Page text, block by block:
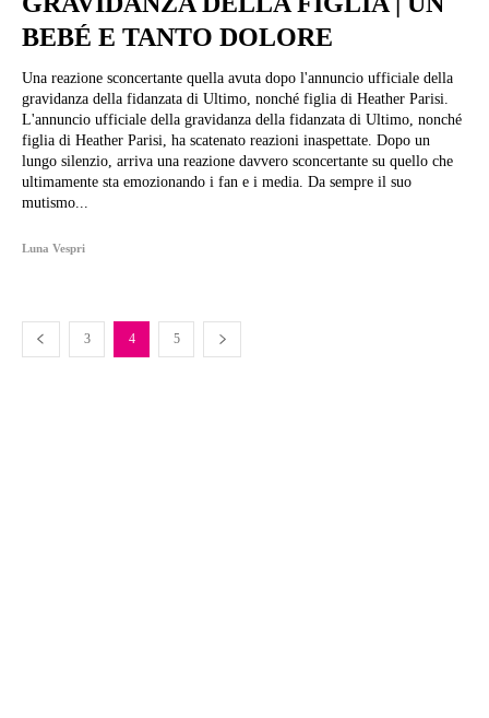
BEBÉ E TANTO DOLORE
Una reazione sconcertante quella avuta dopo l'annuncio ufficiale della
gravidanza della fidanzata di Ultimo, nonché figlia di Heather Parisi.
L'annuncio ufficiale della gravidanza della fidanzata di Ultimo, nonché
figlia di Heather Parisi, ha scatenato reazioni inaspettate. Dopo un
lungo silenzio, arriva una reazione davvero sconcertante su quello che
ultimamente sta emozionando i fan e i media. Da sempre il suo
mutismo...
Luna Vespri
3 4 5